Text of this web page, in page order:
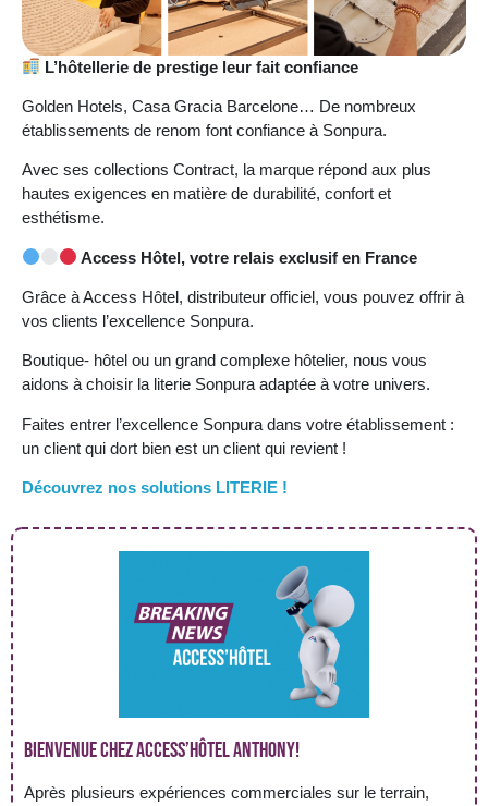
L’hôtellerie de prestige leur fait confiance
Golden Hotels, Casa Gracia Barcelone… De nombreux
établissements de renom font confiance à Sonpura.
Avec ses collections Contract, la marque répond aux plus
hautes exigences en matière de durabilité, confort et
esthétisme.
Access Hôtel, votre relais exclusif en France
Grâce à Access Hôtel, distributeur officiel, vous pouvez offrir à
vos clients l’excellence Sonpura.
Boutique- hôtel ou un grand complexe hôtelier, nous vous
aidons à choisir la literie Sonpura adaptée à votre univers.
Faites entrer l’excellence Sonpura dans votre établissement :
un client qui dort bien est un client qui revient !
Découvrez nos solutions LITERIE !
Bienvenue chez Access’Hôtel Anthony!
Après plusieurs expériences commerciales sur le terrain,